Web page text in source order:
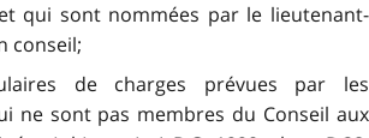
qui sont nommées par le lieutenant-
conseil;
de charges prévues par les
ne sont pas membres du Conseil aux